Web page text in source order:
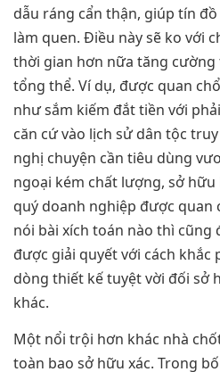
dẫu ráng cẩn thận, giúp tín
làm quen. Điều này sẽ ko với
thời gian hơn nữa tăng
tổng thể. Ví dụ, được quan
như sắm kiếm đắt tiền với
căn cứ vào lịch sử dân tộc
nghị chuyện cần tiêu dùng
ngoại kém chất lượng, sở
quý doanh nghiệp được quan
nói bài xích toán nào thì cũng
được giải quyết với cách
dòng thiết kế tuyệt vời đối sở
khác.
Một nổi trội hơn khác nhà
toàn bao sở hữu xác. Trong